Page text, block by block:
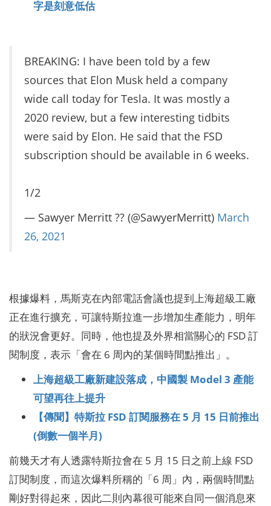
字是刻意低估
BREAKING: I have been told by a few
sources that Elon Musk held a company
wide call today for Tesla. It was mostly a
2020 review, but a few interesting tidbits
were said by Elon. He said that the FSD
subscription should be available in 6 weeks.
1/2
— Sawyer Merritt ?? (@SawyerMerritt) March
26, 2021
根據爆料，馬斯克在內部電話會議也提到上海超級工廠
正在進行擴充，可讓特斯拉進一步增加生產能力，明年
的狀況會更好。同時，他也提及外界相當關心的 FSD 訂
閱制度，表示「會在 6 周內的某個時間點推出」。
上海超級工廠新建設落成，中國製 Model 3 產能
可望再往上提升
【傳聞】特斯拉 FSD 訂閱服務在 5 月 15 日前推出
(倒數一個半月)
前幾天才有人透露特斯拉會在 5 月 15 日之前上線 FSD
訂閱制度，而這次爆料所稱的「6 周」內，兩個時間點
剛好對得起來，因此二則內幕很可能來自同一個消息來